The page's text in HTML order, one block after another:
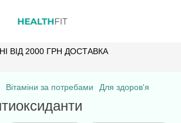
ВІД 2000 ГРН ДОСТАВКА
Вітаміни за потребами Для здоров'я